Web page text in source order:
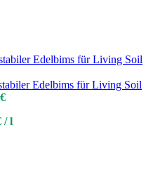
Edelbims für Living Soil
€
/l